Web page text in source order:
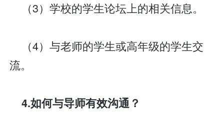
（3）学校的学生论坛上的相关信息。
（4）与老师的学生或高年级的学生交
流。
4.如何与导师有效沟通？